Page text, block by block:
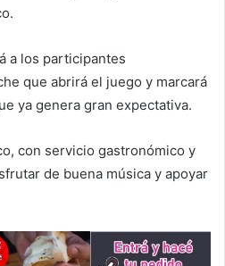
a los participantes
que abrirá el juego y marcará
ya genera gran expectativa.
con servicio gastronómico y
de buena música y apoyar